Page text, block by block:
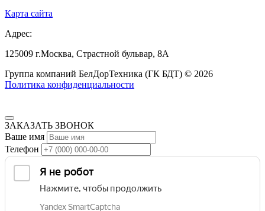
Карта сайта
Адрес:
125009 г.Москва, Страстной бульвар, 8А
Группа компаний БелДорТехника (ГК БДТ) © 2026
Политика конфиденциальности
ЗАКАЗАТЬ ЗВОНОК
Ваше имя
Телефон